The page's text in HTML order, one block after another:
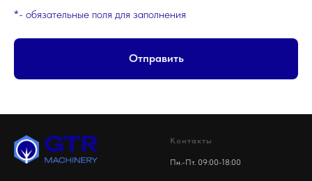
*- обязательные поля для заполнения
Отправить
Контакты
Пн.-Пт. 09:00-18:00